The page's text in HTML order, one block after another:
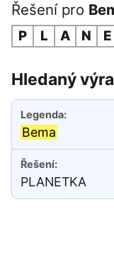
Řešení pro
P L A N E
Hledaný
Bema
PLANETKA